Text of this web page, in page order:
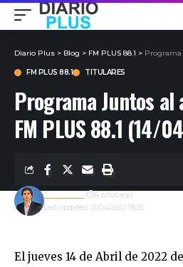
Diario Plus > Blog > FM PLUS 88.1 > Programa
FM PLUS 88.1 TITULARES
Programa Juntos al
FM PLUS 88.1 (14/
Last updated: 21/04/2022 18:35
Redacción 4 años ago
El jueves 14 de Abril de 2022